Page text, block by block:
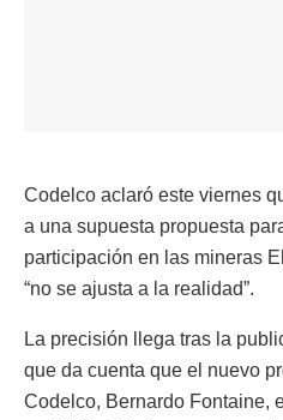
Codelco aclaró este viernes
a una supuesta propuesta
participación en las mineras
“no se ajusta a la realidad”.
La precisión llega tras la
que da cuenta que el nuevo
Codelco, Bernardo Fontaine,